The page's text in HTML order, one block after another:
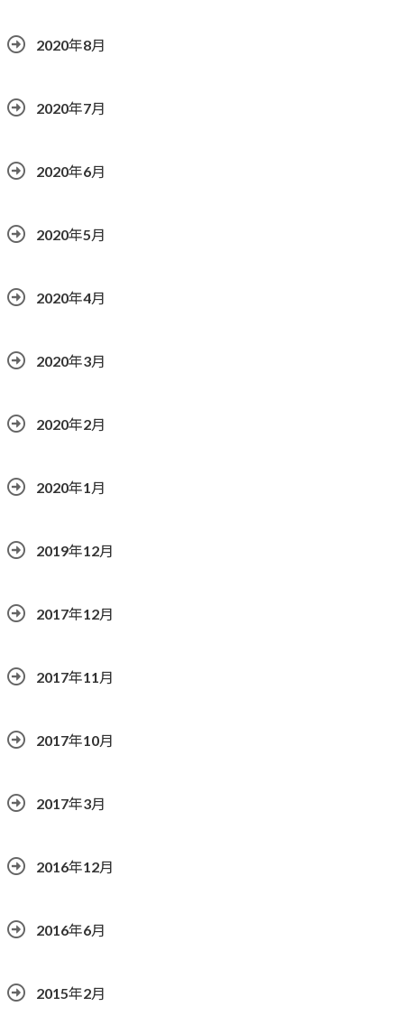
2020年8月
2020年7月
2020年6月
2020年5月
2020年4月
2020年3月
2020年2月
2020年1月
2019年12月
2017年12月
2017年11月
2017年10月
2017年3月
2016年12月
2016年6月
2015年2月